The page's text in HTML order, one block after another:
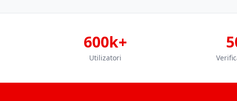
600k+
Utilizatori